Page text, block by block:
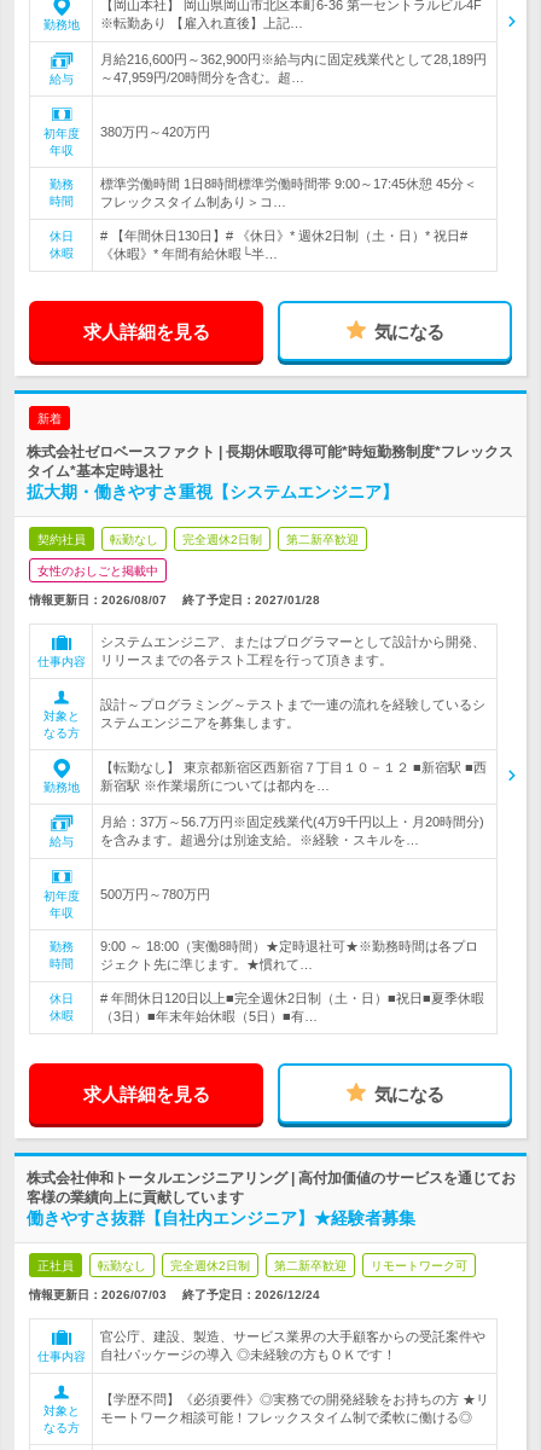
勤務地
【岡山本社】 岡山県岡山市北区本町6-36 第一セントラルビル4F
※転勤あり 【雇入れ直後】上記…
給与
月給216,600円～362,900円※給与内に固定残業代として28,189円
～47,959円/20時間分を含む。超…
初年度
年収
380万円～420万円
勤務
時間
標準労働時間 1日8時間標準労働時間帯 9:00～17:45休憩 45分＜
フレックスタイム制あり＞コ…
休日
休暇
# 【年間休日130日】# 《休日》* 週休2日制（土・日）* 祝日#
《休暇》* 年間有給休暇└半…
求人詳細を見る 気になる
新着
株式会社ゼロベースファクト | 長期休暇取得可能*時短勤務制度*フレックス
タイム*基本定時退社
拡大期・働きやすさ重視【システムエンジニア】
契約社員 転勤なし 完全週休2日制 第二新卒歓迎
女性のおしごと掲載中
情報更新日：2026/08/07 終了予定日： 2027/01/28
仕事内容
システムエンジニア、またはプログラマーとして設計から開発、
リリースまでの各テスト工程を行って頂きます。
対象と
なる方
設計～プログラミング～テストまで一連の流れを経験しているシ
ステムエンジニアを募集します。
勤務地
【転勤なし】 東京都新宿区西新宿７丁目１０－１２ ■新宿駅 ■西
新宿駅 ※作業場所については都内を…
給与
月給：37万～56.7万円※固定残業代(4万9千円以上・月20時間分)
を含みます。超過分は別途支給。※経験・スキルを…
初年度
年収
500万円～780万円
勤務
時間
9:00 ～ 18:00（実働8時間）★定時退社可★※勤務時間は各プロ
ジェクト先に準じます。★慣れて…
休日
休暇
# 年間休日120日以上■完全週休2日制（土・日）■祝日■夏季休暇
（3日）■年末年始休暇（5日）■有…
求人詳細を見る 気になる
株式会社伸和トータルエンジニアリング | 高付加価値のサービスを通じてお
客様の業績向上に貢献しています
働きやすさ抜群【自社内エンジニア】★経験者募集
正社員 転勤なし 完全週休2日制 第二新卒歓迎 リモートワーク可
情報更新日：2026/07/03 終了予定日： 2026/12/24
仕事内容
官公庁、建設、製造、サービス業界の大手顧客からの受託案件や
自社パッケージの導入 ◎未経験の方もＯＫです！
対象と
なる方
【学歴不問】《必須要件》◎実務での開発経験をお持ちの方 ★リ
モートワーク相談可能！フレックスタイム制で柔軟に働ける◎